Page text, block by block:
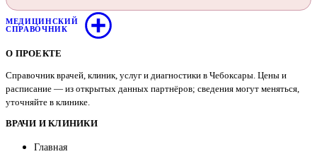
МЕДИЦИНСКИЙ
СПРАВОЧНИК
О ПРОЕКТЕ
Справочник врачей, клиник, услуг и диагностики в Чебоксары. Цены и
расписание — из открытых данных партнёров; сведения могут меняться,
уточняйте в клинике.
ВРАЧИ И КЛИНИКИ
Главная